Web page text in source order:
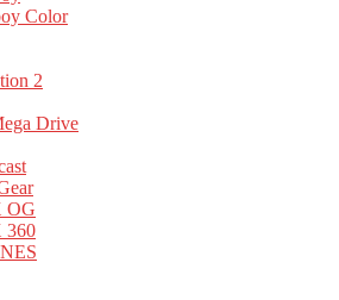
Color
2
Drive
OG
360